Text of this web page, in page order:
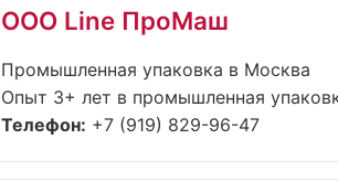
ООО Line ПроМаш
Промышленная упаковка в Москва
Опыт 3+ лет в промышленная
Телефон: +7 (919) 829-96-47